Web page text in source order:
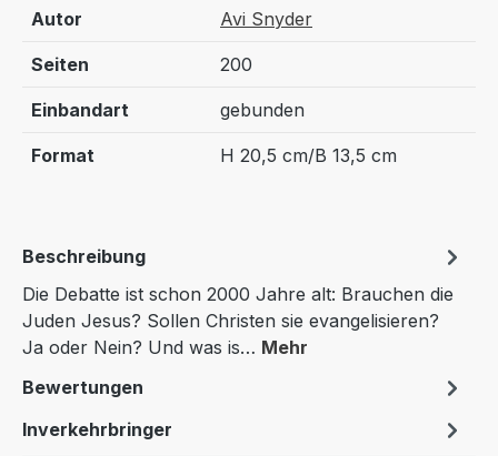
Autor Avi Snyder
Seiten 200
Einbandart gebunden
Format H 20,5 cm/B 13,5 cm
Beschreibung
Die Debatte ist schon 2000 Jahre alt: Brauchen die
Juden Jesus? Sollen Christen sie evangelisieren?
Ja oder Nein? Und was is… Mehr
Bewertungen
Inverkehrbringer